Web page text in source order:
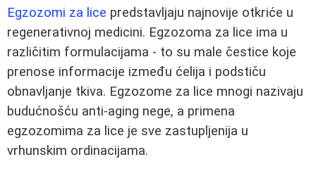
Egzozomi za lice predstavljaju najnovije otkriće u
regenerativnoj medicini. Egzozoma za lice ima u
različitim formulacijama - to su male čestice koje
prenose informacije između ćelija i podstiču
obnavljanje tkiva. Egzozome za lice mnogi nazivaju
budućnošću anti-aging nege, a primena
egzozomima za lice je sve zastupljenija u
vrhunskim ordinacijama.